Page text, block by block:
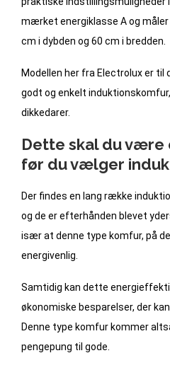
mærket energiklasse A og måler
cm i dybden og 60 cm i bredden.
Modellen her fra Electrolux er til
godt og enkelt
dikkedarer.
Dette skal du være
før du vælger
Der findes en lang række
og de er efterhånden blevet
især at denne type komfur, på
energivenlig.
Samtidig kan dette
økonomiske besparelser, der
Denne type komfur kommer
pengepung til gode.